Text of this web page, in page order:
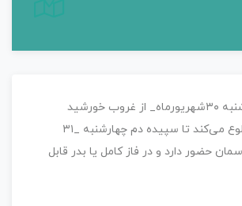
ماه امشب _سه‌شنبه ۳۰شهریورماه_ از غروب خورشید
(ساعت ۱۸:۵۰) طلوع می‌کند تا سپیده دم چهارشنبه _۳۱
حضور دارد و در فاز کامل یا بدر قابل